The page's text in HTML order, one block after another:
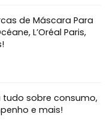
de Máscara Para
L’Oréal Paris,
tudo sobre consumo,
e mais!